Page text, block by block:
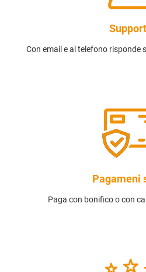
Con email e al telefono risponde
Pagameni
Paga con bonifico o con